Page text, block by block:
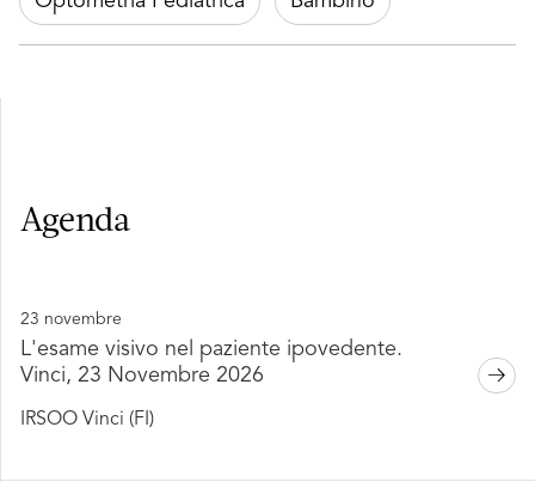
Agenda
23 novembre
L'esame visivo nel paziente ipovedente.
Vinci, 23 Novembre 2026
IRSOO Vinci (FI)